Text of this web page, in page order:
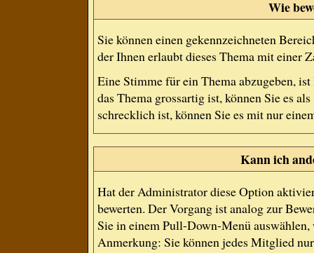
Wie
Sie können einen gekennzeichneten
der Ihnen erlaubt dieses Thema mit einer
Eine Stimme für ein Thema abzugeben,
das Thema grossartig ist, können Sie es
schrecklich ist, können Sie es mit nur
Kann ich
Hat der Administrator diese Option
bewerten. Der Vorgang ist analog zur
Sie in einem Pull-Down-Menü
Anmerkung: Sie können jedes Mitglied